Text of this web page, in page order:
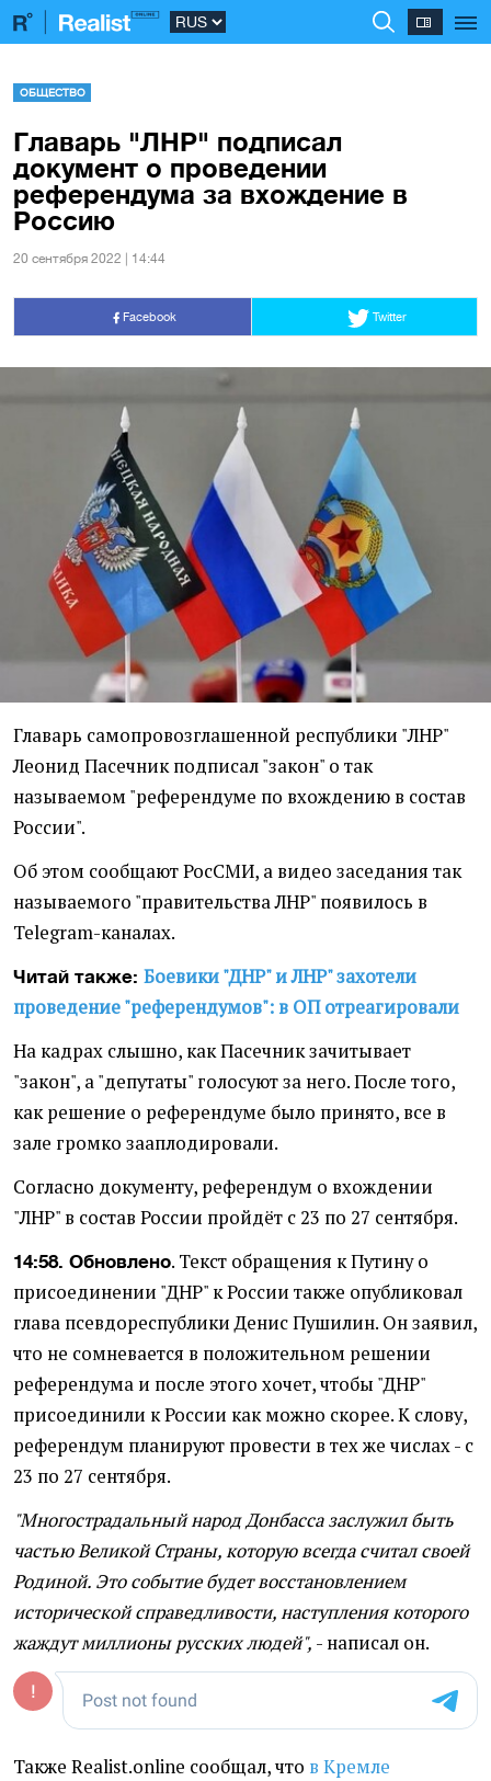
ОБЩЕСТВО
Главарь "ЛНР" подписал
документ о проведении
референдума за вхождение в
Россию
20 сентября 2022 | 14:44
Facebook Twitter
Главарь самопровозглашенной республики "ЛНР"
Леонид Пасечник подписал "закон" о так
называемом "референдуме по вхождению в состав
России".
Об этом сообщают РосСМИ, а видео заседания так
называемого "правительства ЛНР" появилось в
Telegram-каналах.
Читай также: Боевики "ДНР" и ЛНР" захотели
проведение "референдумов": в ОП отреагировали
На кадрах слышно, как Пасечник зачитывает
"закон", а "депутаты" голосуют за него. После того,
как решение о референдуме было принято, все в
зале громко зааплодировали.
Согласно документу, референдум о вхождении
"ЛНР" в состав России пройдёт с 23 по 27 сентября.
14:58. Обновлено. Текст обращения к Путину о
присоединении "ДНР" к России также опубликовал
глава псевдореспублики Денис Пушилин. Он заявил,
что не сомневается в положительном решении
референдума и после этого хочет, чтобы "ДНР"
присоединили к России как можно скорее. К слову,
референдум планируют провести в тех же числах - с
23 по 27 сентября.
"Многострадальный народ Донбасса заслужил быть
частью Великой Страны, которую всегда считал своей
Родиной. Это событие будет восстановлением
исторической справедливости, наступления которого
жаждут миллионы русских людей", - написал он.
Также Realist.online сообщал, что в Кремле